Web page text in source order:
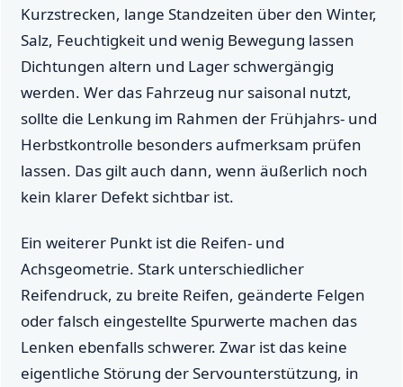
Kurzstrecken, lange Standzeiten über den Winter,
Salz, Feuchtigkeit und wenig Bewegung lassen
Dichtungen altern und Lager schwergängig
werden. Wer das Fahrzeug nur saisonal nutzt,
sollte die Lenkung im Rahmen der Frühjahrs- und
Herbstkontrolle besonders aufmerksam prüfen
lassen. Das gilt auch dann, wenn äußerlich noch
kein klarer Defekt sichtbar ist.
Ein weiterer Punkt ist die Reifen- und
Achsgeometrie. Stark unterschiedlicher
Reifendruck, zu breite Reifen, geänderte Felgen
oder falsch eingestellte Spurwerte machen das
Lenken ebenfalls schwerer. Zwar ist das keine
eigentliche Störung der Servounterstützung, in